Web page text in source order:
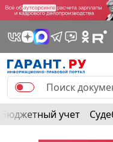
Бюджетный учет